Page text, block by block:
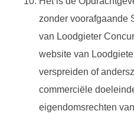
zonder voorafgaande
van Loodgieter
website van
verspreiden of
commerciële
eigendomsrechten